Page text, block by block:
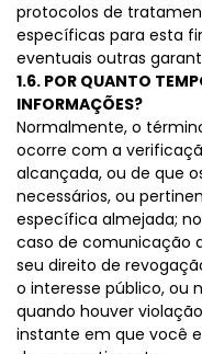
protocolos de
específicas para esta
eventuais outras
1.6. POR QUANTO
INFORMAÇÕES?
Normalmente, o
ocorre com a
alcançada, ou de que
necessários, ou
específica almejada;
caso de comunicação
seu direito de
o interesse público, ou
quando houver
instante em que você